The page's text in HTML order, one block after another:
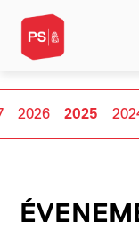
2026 2025